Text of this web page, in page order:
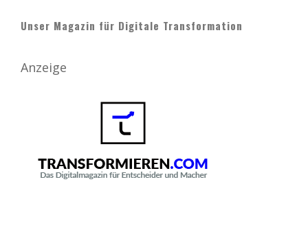
Unser Magazin für Digitale Transformation
Anzeige